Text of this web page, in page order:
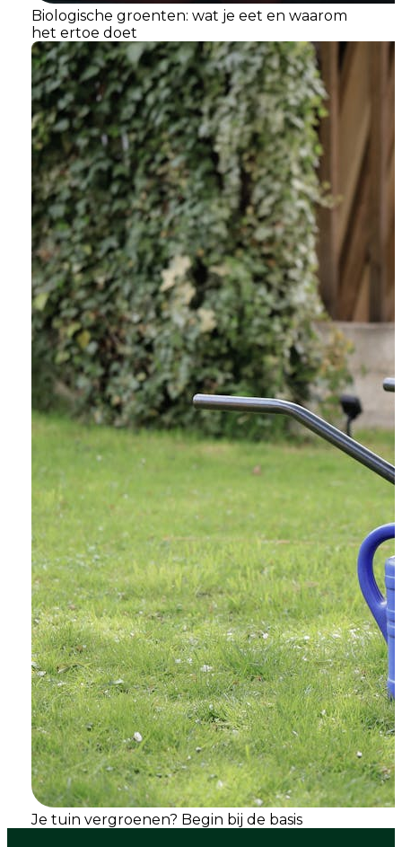
Biologische groenten: wat je eet en waarom
het ertoe doet
Je tuin vergroenen? Begin bij de basis